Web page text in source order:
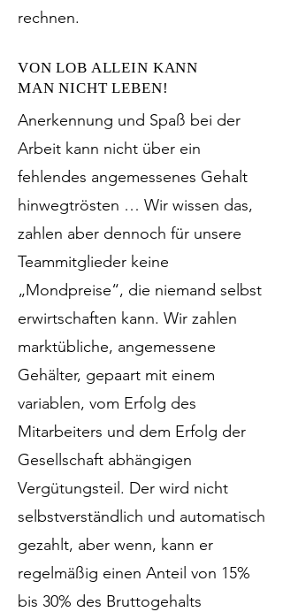
rechnen.
VON LOB ALLEIN KANN
MAN NICHT LEBEN!
Anerkennung und Spaß bei der
Arbeit kann nicht über ein
fehlendes angemessenes Gehalt
hinwegtrösten … Wir wissen das,
zahlen aber dennoch für unsere
Teammitglieder keine
„Mondpreise“, die niemand selbst
erwirtschaften kann. Wir zahlen
marktübliche, angemessene
Gehälter, gepaart mit einem
variablen, vom Erfolg des
Mitarbeiters und dem Erfolg der
Gesellschaft abhängigen
Vergütungsteil. Der wird nicht
selbstverständlich und automatisch
gezahlt, aber wenn, kann er
regelmäßig einen Anteil von 15%
bis 30% des Bruttogehalts